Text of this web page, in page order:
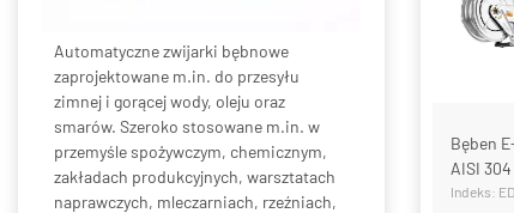
Automatyczne zwijarki bębnowe
zaprojektowane m.in. do przesyłu
zimnej i gorącej wody, oleju oraz
smarów. Szeroko stosowane m.in. w
przemyśle spożywczym, chemicznym,
zakładach produkcyjnych, warsztatach
naprawczych, mleczarniach, rzeźniach,
Bęben
AISI 304
Indeks: